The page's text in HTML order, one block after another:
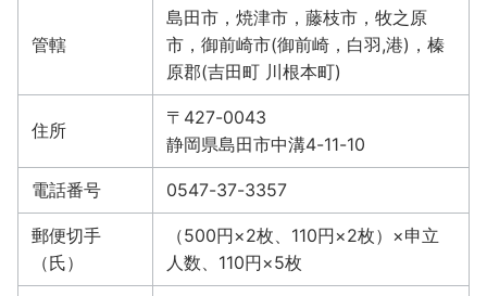
管轄
島田市，焼津市，藤枝市，牧之原
市，御前崎市(御前崎，白羽,港)，榛
原郡(吉田町 川根本町)
住所
〒427-0043
静岡県島田市中溝4-11-10
電話番号 0547-37-3357
郵便切手
（氏）
（500円×2枚、110円×2枚）×申立
人数、110円×5枚